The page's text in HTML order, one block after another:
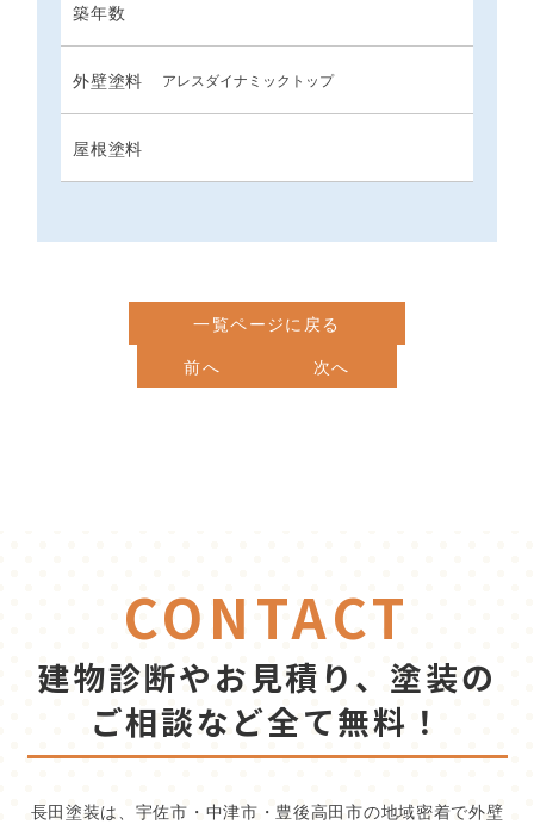
築年数
外壁塗料 アレスダイナミックトップ
屋根塗料
一覧ページに戻る
前へ
次へ
CONTACT
建物診断やお見積り、塗装の
ご相談など全て無料！
長田塗装は、宇佐市・中津市・豊後高田市の地域密着で外壁